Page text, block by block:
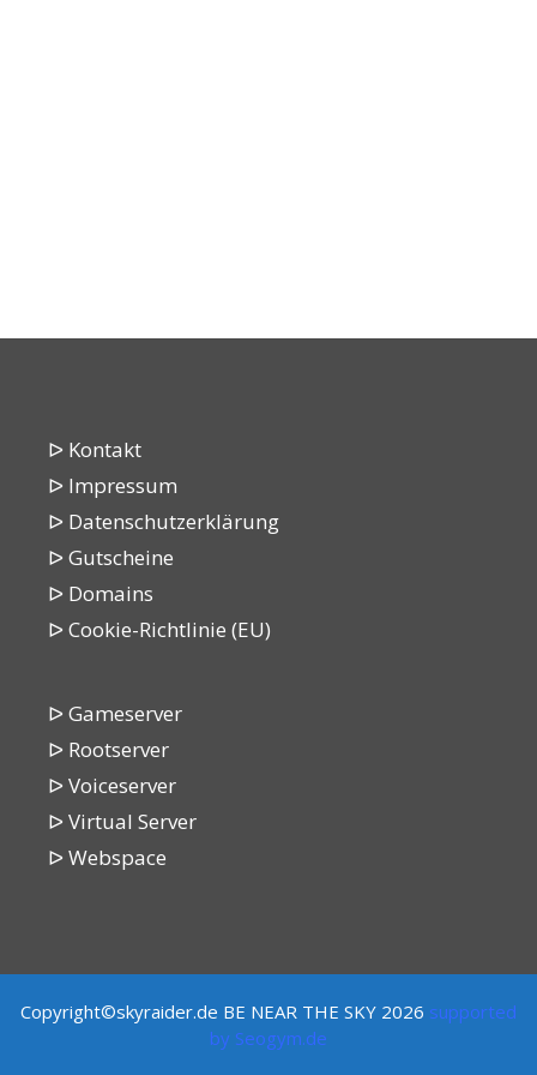
ᐅ Kontakt
ᐅ Impressum
ᐅ Datenschutzerklärung
ᐅ Gutscheine
ᐅ Domains
ᐅ Cookie-Richtlinie (EU)
ᐅ Gameserver
ᐅ Rootserver
ᐅ Voiceserver
ᐅ Virtual Server
ᐅ Webspace
Copyright©skyraider.de BE NEAR THE SKY 2026 supported
by Seogym.de